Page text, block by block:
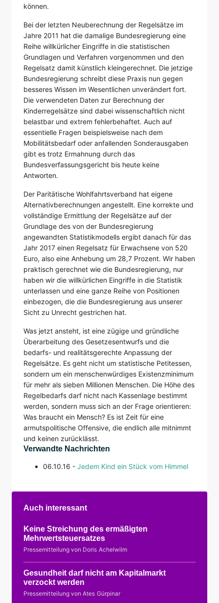
können.
Bei der letzten Neuberechnung der Regelsätze im
Jahre 2011 hat die damalige Bundesregierung eine
Reihe willkürlicher Eingriffe in die statistischen
Grundlagen und Verfahren vorgenommen und den
Regelsatz damit künstlich kleingerechnet. Die jetzige
Bundesregierung schreibt diese Praxis nun gegen
besseres Wissen im Wesentlichen unverändert fort.
Die verwendeten Daten zur Berechnung der
Kinderregelsätze sind dabei wissenschaftlich nicht
belastbar und extrem fehlerbehaftet. Auch auf
essentielle Fragen beispielsweise nach dem
Mobilitätsbedarf oder anfallenden Sonderausgaben
gibt es trotz Ermahnung durch das
Bundesverfassungsgericht bis heute keine
Antworten.
Der Paritätische Wohlfahrtsverband hat eigene
Alternativberechnungen angestellt. Eine korrekte und
vollständige Ermittlung der Regelsätze auf der
Grundlage des von der Bundesregierung
angewandten Statistikmodells ergibt danach für das
Jahr 2017 einen Regelsatz für Erwachsene von 520
Euro, also eine Anhebung um 28,7 Prozent. Wir haben
praktisch gerechnet wie die Bundesregierung, nur
haben wir die willkürlichen Eingriffe in die Statistik
unterlassen und eine ganze Reihe von Positionen
einbezogen, die die Bundesregierung aus unserer
Sicht zu Unrecht gestrichen hat.
Was jetzt ansteht, ist eine zügige und gründliche
Überarbeitung des Gesetzesentwurfs und die
bedarfs- und realitätsgerechte Anpassung der
Regelsätze. Es geht nicht um statistische Petitessen,
sondern um ein menschenwürdiges Existenzminimum
für mehr als sieben Millionen Menschen. Die Höhe des
Regelbedarfs darf nicht nach Kassenlage bestimmt
werden, sondern muss sich an der Frage orientieren:
Was braucht ein Mensch? Es ist Zeit für eine
armutspolitische Offensive, die endlich alle mitnimmt
und keinen zurücklässt.
Verwandte Nachrichten
06.10.16 - Jedem Kind ein Stück vom Himmel
Auch interessant
Keine Streichung des ermäßigten
Mehrwertsteuersatzes
Pressemitteilung von Doris Achelwilm
Gesundheit darf nicht am Kapitalmarkt
verzockt werden
Pressemitteilung von Ates Gürpinar